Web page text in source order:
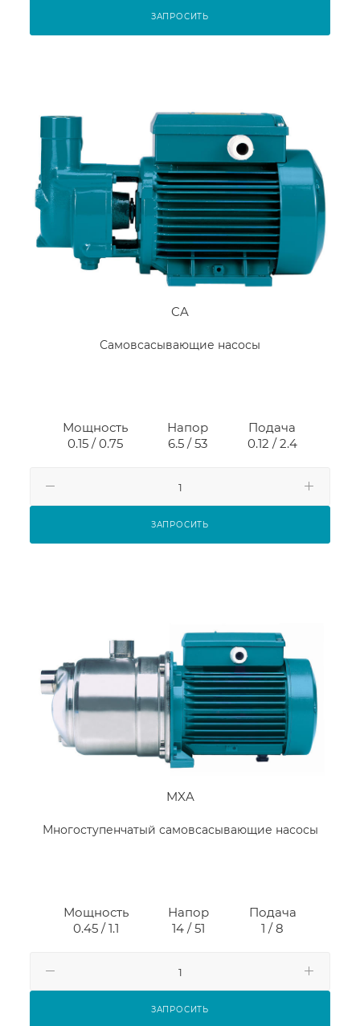
ЗАПРОСИТЬ
CA
Самовсасывающие насосы
Мощность
0.15 / 0.75
Напор
6.5 / 53
Подача
0.12 / 2.4
ЗАПРОСИТЬ
MXA
Многоступенчатый самовсасывающие насосы
Мощность
0.45 / 1.1
Напор
14 / 51
Подача
1 / 8
ЗАПРОСИТЬ